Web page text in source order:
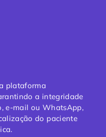
plataforma
a integridade
e-mail ou WhatsApp,
do paciente